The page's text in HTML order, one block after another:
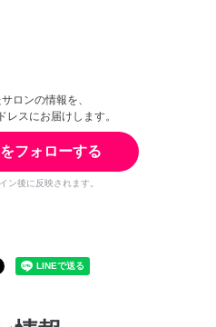
ロンの情報を、
レスにお届けします。
フォローする
ン後に反映されます。